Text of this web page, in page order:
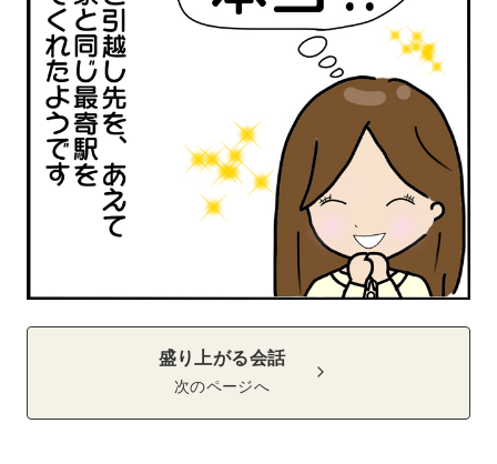
盛り上がる会話
次のページへ